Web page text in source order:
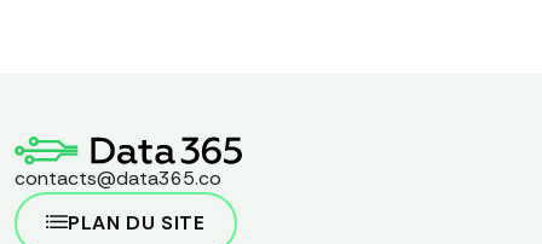
contacts@data365.co
PLAN DU SITE